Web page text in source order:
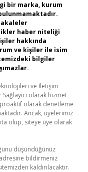
bir marka, kurum
haber niteliği
hakkında
ve kişiler ile isim
bilgiler
ve İletişim
olarak hizmet
olarak denetleme
Ancak, üyelerimiz
olup, siteye üye olarak
düşündüğünüz
adresine bildirmeniz
kaldırılacaktır.